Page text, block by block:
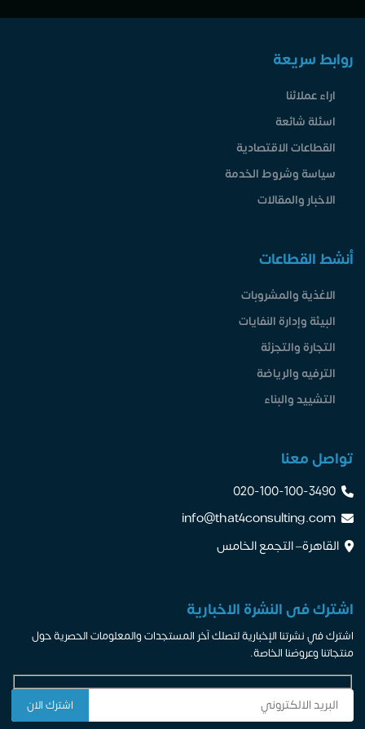
روابط سريعة
اراء عملائنا
اسئلة شائعة
القطاعات الاقتصادية
سياسة وشروط الخدمة
الاخبار والمقالات
أنشط القطاعات
الاغذية والمشروبات
البيئة وإدارة النفايات
التجارة والتجزئة
الترفيه والرياضة
التشييد والبناء
تواصل معنا
020-100-100-3490
info@that4consulting.com
القاهرة– التجمع الخامس
اشترك فى النشرة الاخبارية
اشترك في نشرتنا الإخبارية لتصلك آخر المستجدات والمعلومات الحصرية حول
منتجاتنا وعروضنا الخاصة.